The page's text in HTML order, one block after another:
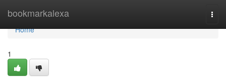
bookmarkalexa
Home
Home
1